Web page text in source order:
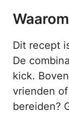
Dit recept
De
kick.
vrienden
bereiden?